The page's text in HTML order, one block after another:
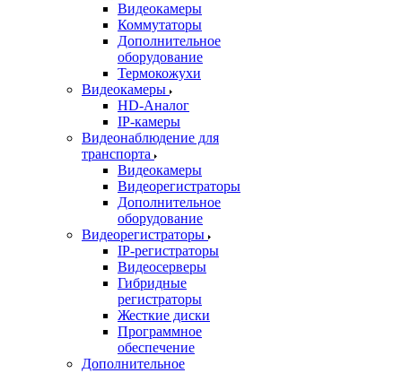
Видеокамеры
Коммутаторы
Дополнительное
оборудование
Термокожухи
Видеокамеры
HD-Аналог
IP-камеры
Видеонаблюдение для
транспорта
Видеокамеры
Видеорегистраторы
Дополнительное
оборудование
Видеорегистраторы
IP-регистраторы
Видеосерверы
Гибридные
регистраторы
Жесткие диски
Программное
обеспечение
Дополнительное